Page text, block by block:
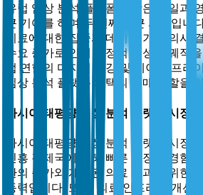
유럽 임상 분석 플랫폼 시장은 독일과
큰 기여를 하며 두 번째로 큰 시장입니
치료에 대한 집중과 데이터 기반 의사
수요 증가로 인해 안정적인 성장 궤적
럽 연합의 디지털 건강 및 데이터 프라
임상 분석 플랫폼 채택의 촉매 역할을
아시아 태평양 임상 분석 플랫폼 시장
아시아 태평양 임상 분석 플랫폼 시장
신흥 경제국에 의해 빠른 성장을 경험
환의 증가와 개선된 의료 결과를 위한
동력입니다. 또한, 의료 인프라를 개선